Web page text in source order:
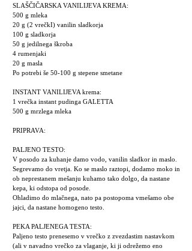
SLAŠČIČARSKA VANILIJEVA KREMA:
500 g mleka
20 g (2 vrečkI) vanilin sladkorja
100 g sladkorja
50 g jedilnega škroba
4 rumenjaki
20 g masla
Po potrebi še 50-100 g stepene smetane
INSTANT VANILIJEVA krema:
1 vrečka instant pudinga GALETTA
500 g mrzlega mleka
PRIPRAVA:
PALJENO TESTO:
V posodo za kuhanje damo vodo, vanilin sladkor in maslo.
Segrevamo do vretja. Ko se maslo raztopi, dodamo moko in
ob neprestanem mešanju kuhamo tako dolgo, da nastane
kepa, ki odstopa od posode.
Ohladimo do mlačnega, nato pa postopoma vmešamo obe
jajci, da nastane homogeno testo.
PEKA PALJENEGA TESTA:
Paljeno testo prenesemo v vrečko z zvezdastim nastavkom
(ali v navadno vrečko za vlaganje, ki ji odrežemo eno